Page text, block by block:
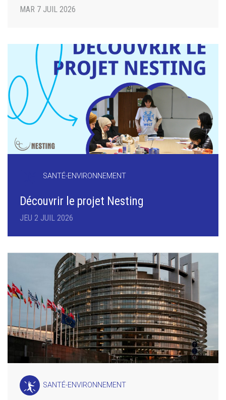
MAR 7 JUIL 2026
SANTÉ-ENVIRONNEMENT
Découvrir le projet Nesting
JEU 2 JUIL 2026
SANTÉ-ENVIRONNEMENT